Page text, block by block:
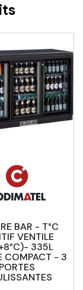
BAR - T°C
VENTILE
335L
COMPACT - 3
PORTES